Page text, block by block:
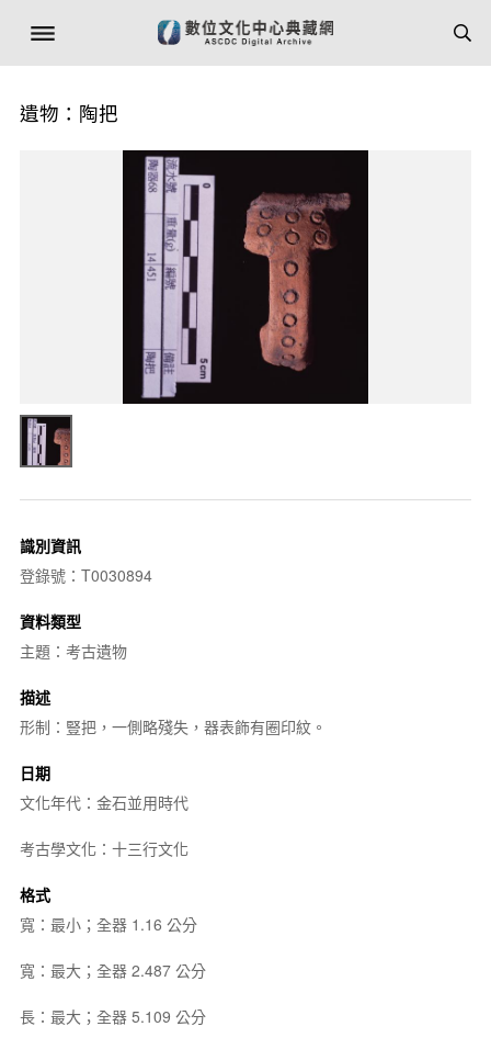
遺物：陶把
識別資訊
登錄號：T0030894
資料類型
主題：考古遺物
描述
形制：豎把，一側略殘失，器表飾有圈印紋。
日期
文化年代：金石並用時代
考古學文化：十三行文化
格式
寬：最小；全器 1.16 公分
寬：最大；全器 2.487 公分
長：最大；全器 5.109 公分